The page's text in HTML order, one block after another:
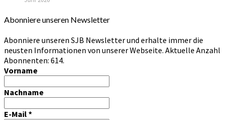
Abonniere unseren Newsletter
Abonniere unseren SJB Newsletter und erhalte immer die
neusten Informationen von unserer Webseite. Aktuelle Anzahl
Abonnenten: 614.
Vorname
Nachname
E-Mail*